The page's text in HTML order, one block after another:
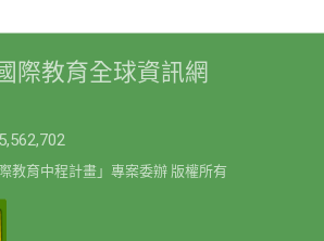
際教育全球資訊網
教育中程計畫」專案委辦 版權所有